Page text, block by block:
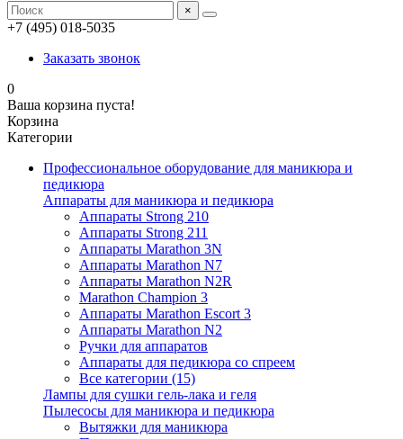
×
+7 (495) 018-5035
Заказать звонок
0
Ваша корзина пуста!
Корзина
Категории
Профессиональное оборудование для маникюра и
педикюра
Аппараты для маникюра и педикюра
Аппараты Strong 210
Аппараты Strong 211
Аппараты Marathon 3N
Аппараты Marathon N7
Аппараты Marathon N2R
Marathon Champion 3
Аппараты Marathon Escort 3
Аппараты Marathon N2
Ручки для аппаратов
Аппараты для педикюра со спреем
Все категории (15)
Лампы для сушки гель-лака и геля
Пылесосы для маникюра и педикюра
Вытяжки для маникюра